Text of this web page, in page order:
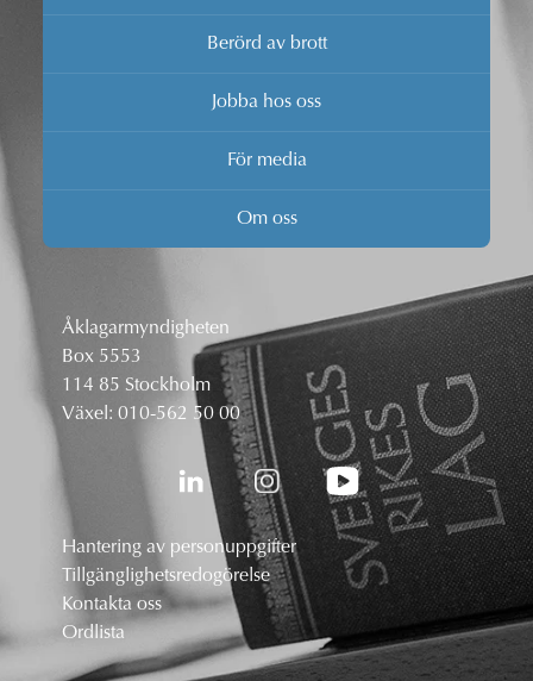
Berörd av brott
Jobba hos oss
För media
Om oss
Åklagarmyndigheten
Box 5553
114 85 Stockholm
Växel: 010-562 50 00
Hantering av personuppgifter
Tillgänglighetsredogörelse
Kontakta oss
Ordlista